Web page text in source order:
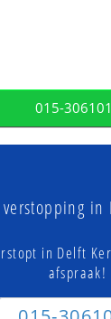
015-
verstopping in
in Delft
afspraak!